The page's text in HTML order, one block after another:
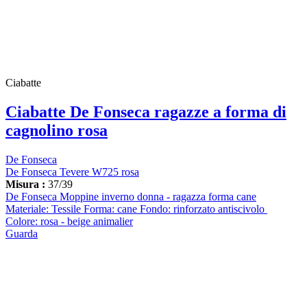
Ciabatte
Ciabatte De Fonseca ragazze a forma di
cagnolino rosa
De Fonseca
De Fonseca Tevere W725 rosa
Misura : 37/39
De Fonseca Moppine inverno donna - ragazza forma cane
Materiale: Tessile Forma: cane Fondo: rinforzato antiscivolo
Colore: rosa - beige animalier
Guarda